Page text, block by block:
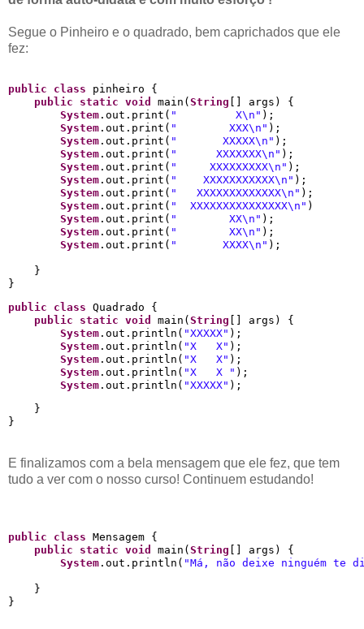
Segue o Pinheiro e o quadrado, bem caprichados que ele
fez:
public class pinheiro {
public
static void main( String [] args) {
System .out.print( "         X\n " );
System .out.print( "        XXX\n " );
System .out.print( "       XXXXX\n " );
System .out.print( "      XXXXXXX\n " );
System .out.print( "     XXXXXXXXX\n " );
System .out.print( "    XXXXXXXXXXX\n " );
System .out.print( "   XXXXXXXXXXXXX\n " );
System .out.print( "  XXXXXXXXXXXXXXX\n " )
System .out.print( "        XX\n " );
System .out.print( "        XX\n " );
System .out.print( "       XXXX\n " );
    }
public
class Quadrado {
public
static void main( String [] args) {
System .out.println( "XXXXX" );
System .out.println( "X   X" );
System .out.println( "X   X" );
System .out.println( "X   X " );
System .out.println( "XXXXX" );
    }
E finalizamos com a bela mensagem que ele fez, que tem
tudo a ver com o nosso curso! Continuem estudando!
public class Mensagem {
public
static void main( String [] args) {
System .out.println( "Má, não deixe ninguém te
    }